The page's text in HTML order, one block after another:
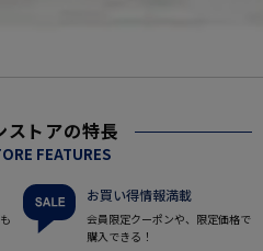
ストアの特長
FEATURES
お買い得情報満載
会員限定クーポンや、限定価格で
購入できる！